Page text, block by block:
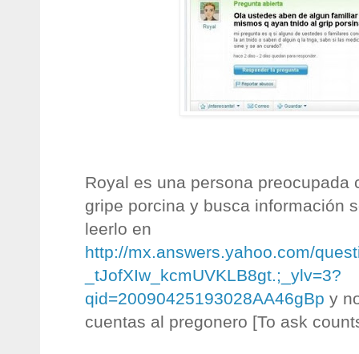
Royal es una persona preocupada
gripe porcina y busca información
leerlo en
http://mx.answers.yahoo.com/
_tJofXIw_kcmUVKLB8gt.;_ylv=3?
qid=20090425193028AA46gBp y
cuentas al pregonero [To ask